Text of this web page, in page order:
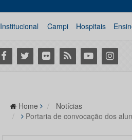
Institucional Campi Hospitais
Facebook
Twitter Flickr RSS Youtube
Home
Notícias
Portaria de convocação dos